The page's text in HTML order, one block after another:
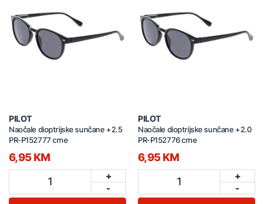
PILOT
Naočale dioptrijske sunčane +2.5
PR-P152777 crne
6,95 KM
1
+
-
PILOT
Naočale dioptrijske sunčane +2.0
PR-P152776 crne
6,95 KM
1
+
-